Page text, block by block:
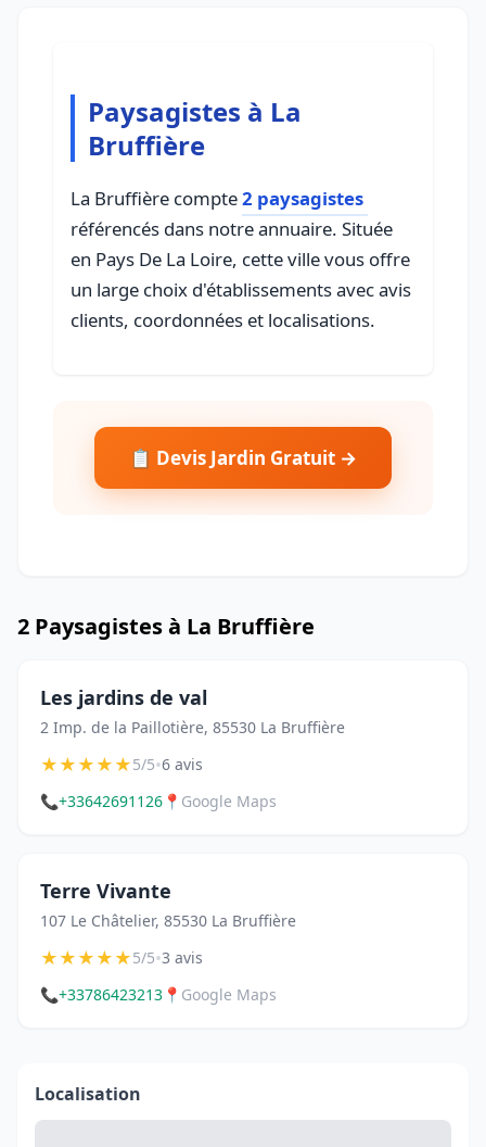
Paysagistes à La
Bruffière
La Bruffière compte2 paysagistes
référencés dans notre annuaire. Située
en Pays De La Loire, cette ville vous offre
un large choix d'établissements avec avis
clients, coordonnées et localisations.
📋 Devis Jardin Gratuit →
2 Paysagistes à La Bruffière
Les jardins de val
2 Imp. de la Paillotière, 85530 La Bruffière
★★★★★5/5•6 avis
📞+33642691126 📍 Google Maps
Terre Vivante
107 Le Châtelier, 85530 La Bruffière
★★★★★5/5•3 avis
📞+33786423213 📍 Google Maps
Localisation